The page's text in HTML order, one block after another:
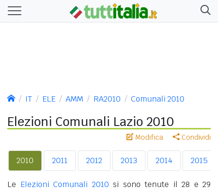
IT ELE AMM RA2010 Comunali 2010
Elezioni Comunali Lazio 2010
Modifica Condividi
2010 2011 2012 2013 2014 2015
Le Elezioni Comunali 2010 si sono tenute il 28 e 29